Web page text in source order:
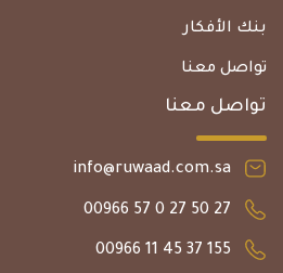
بنك الأفكار
تواصل معنا
تواصل معنا
info@ruwaad.com.sa